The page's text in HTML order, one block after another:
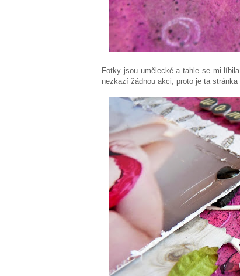
Fotky jsou umělecké a tahle se mi
nezkazí žádnou akci, proto je ta stránka